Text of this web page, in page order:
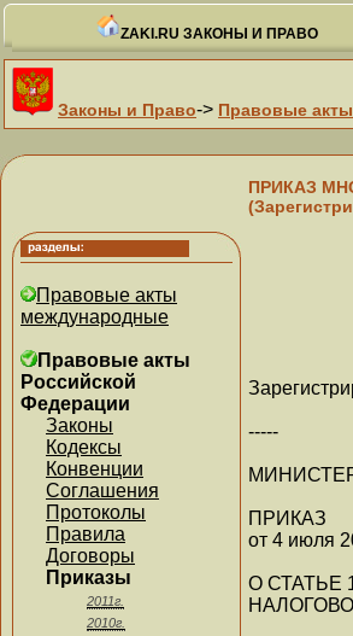
ZAKI.RU ЗАКОНЫ И ПРАВО
Законы и Право-> Правовые
Правовые акты
международные
Правовые акты
Российской
Федерации
Законы
Кодексы
Конвенции
Соглашения
Протоколы
Правила
Договоры
Приказы
2011г.
2010г.
ПРИКАЗ
-----
ПРИКАЗ
от 4 июля
О СТАТЬЕ